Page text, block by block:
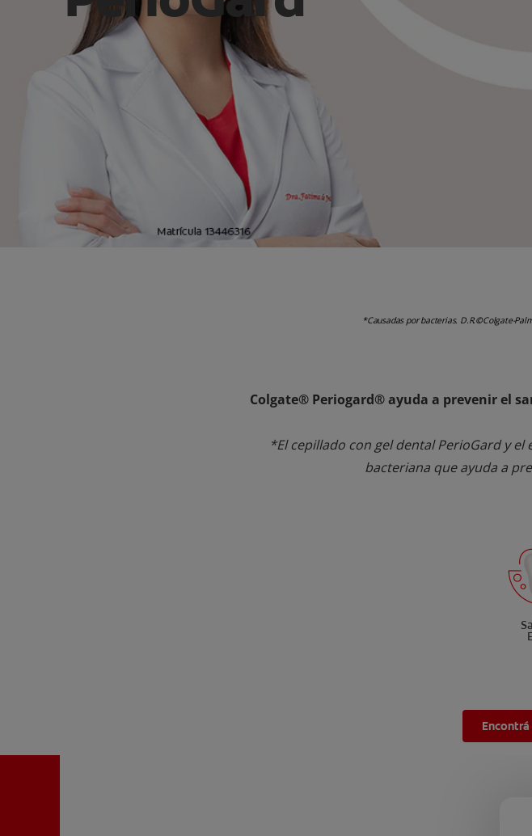
*Causadas por bacterias. D.R.©Colgate-
Colgate® Periogard® ayuda a prevenir el
*El cepillado con gel dental PerioGard y
bacteriana que ayuda a